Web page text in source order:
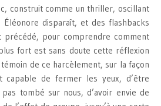
construit comme un thriller, oscillant
disparaît, et des flashbacks
précédé, pour comprendre comment
fort est sans doute cette réflexion
témoin de ce harcèlement, sur la façon
de fermer les yeux, d’être
tombé sur nous, d’avoir envie de